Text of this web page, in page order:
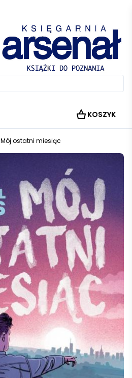
KOSZYK
Mój ostatni miesiąc